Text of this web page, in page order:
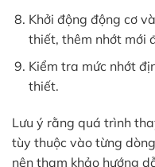
Khởi động động cơ
thiết, thêm nhớt mới
Kiểm tra mức nhớt
thiết.
Lưu ý rằng quá trình
tùy thuộc vào từng
nên tham khảo hướng